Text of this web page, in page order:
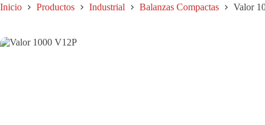
Inicio Productos Industrial Balanzas Compactas Valor